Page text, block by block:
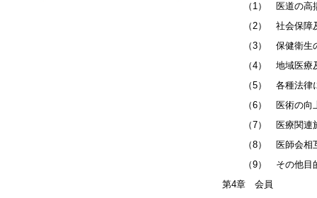
（1） 医道の高揚
（2） 社会保障及
（3） 保健衛生の
（4） 地域医療及
（5） 各種法律に
（6） 医術の向上
（7） 医療関連施
（8） 医師会相互
（9） その他目的
第4章 会員